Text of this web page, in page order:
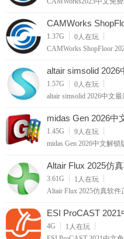
路径优化：根据材料特
切削深度、步距和进给率
CAMWorks
1.37G 0 人在玩
CAMWorks ShopFloor
三维模拟功能在虚拟环
潜在的碰撞或过切问题，
altair simsolid 2026
1.57G 0 人在玩
altair simsolid 2026中文
限元繁琐前处理逻辑，
方案，缩短产品开发
midas Gen 2026中
1.45G 9 人在玩
midas Gen 2026中文解
对钢结构、铝合金结构
的设计验算与优化，帮助
Altair Flux 2025仿
3.61G 1 人在玩
Altair Flux 2025仿真软
计与优化的行业标杆，
技术，为工程师提供从静
ESI ProCAST 2021
4G 1 人在玩